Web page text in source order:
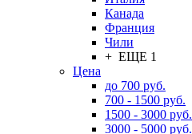
Канада
Франция
Чили
+ ЕЩЕ 1
Цена
до 700 руб.
700 - 1500 руб.
1500 - 3000 руб.
3000 - 5000 руб.